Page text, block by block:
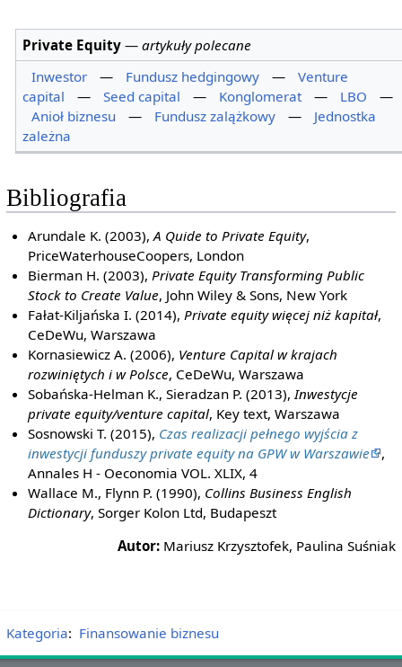
Private Equity —artykuły polecane
Inwestor
— Fundusz hedgingowy —
Venture
capital
— Seed capital — Konglomerat — LBO
—
Anioł biznesu
— Fundusz zalążkowy —
Jednostka
zależna
Bibliografia
Arundale K. (2003),A Quide to Private Equity,
PriceWaterhouseCoopers, London
Bierman H. (2003),Private Equity Transforming Public
Stock to Create Value, John Wiley & Sons, New York
Fałat-Kiljańska I. (2014),Private equity więcej niż kapitał,
CeDeWu, Warszawa
Kornasiewicz A. (2006), Venture Capital w krajach
rozwiniętych i w Polsce, CeDeWu, Warszawa
Sobańska-Helman K., Sieradzan P. (2013),Inwestycje
private equity/venture capital, Key text, Warszawa
Sosnowski T. (2015), Czas realizacji pełnego wyjścia z
inwestycji funduszy private equity na GPW w Warszawie
,
Annales H - Oeconomia VOL. XLIX, 4
Wallace M., Flynn P. (1990), Collins Business English
Dictionary, Sorger Kolon Ltd, Budapeszt
Autor: Mariusz Krzysztofek, Paulina Suśniak
Kategoria: Finansowanie biznesu